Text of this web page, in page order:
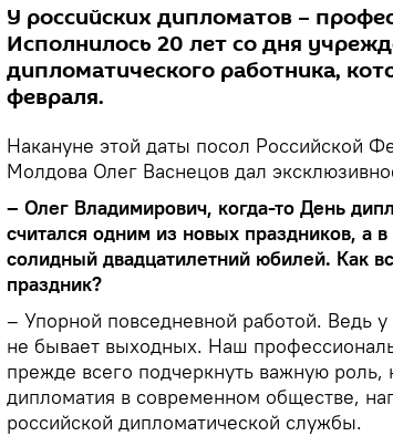
У российских дипломатов –
Исполнилось 20 лет со дня
дипломатического работника,
февраля.
Накануне этой даты посол Российской
Молдова Олег Васнецов дал
– Олег Владимирович, когда-то День
считался одним из новых праздников, а
солидный двадцатилетний юбилей. Как
праздник?
– Упорной повседневной работой. Ведь
не бывает выходных. Наш
прежде всего подчеркнуть важную роль,
дипломатия в современном обществе,
российской дипломатической службы.